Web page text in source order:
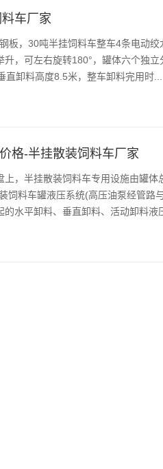
车厂家
板，30吨半挂饲料车整车4条电动
，可左右旋转180°，罐体六个独
卸料高度8.5米，整车卸料完用时...
格-半挂散装饲料车厂家
，半挂散装饲料车专用设施由罐
饲料车罐液压系统(高压油泵经管路
水平卸料、垂直卸料、活动卸料液